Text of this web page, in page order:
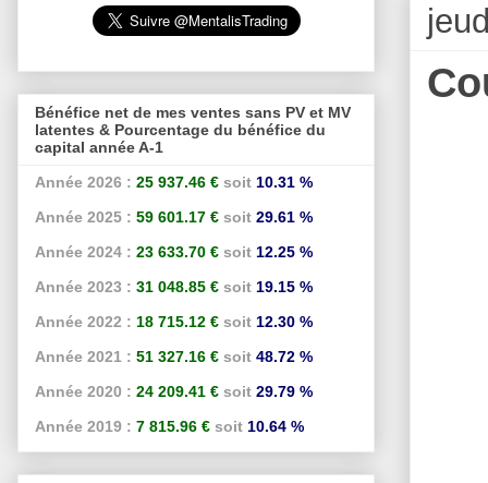
Bénéfice net de mes ventes sans PV et MV
latentes & Pourcentage du bénéfice du
capital année A-1
Année 2026 : 25 937.46 € soit 10.31 %
Année 2025 : 59 601.17 € soit 29.61 %
Année 2024 : 23 633.70 € soit 12.25 %
Année 2023 : 31 048.85 € soit 19.15 %
Année 2022 : 18 715.12 € soit 12.30 %
Année 2021 : 51 327.16 € soit 48.72 %
Année 2020 : 24 209.41 € soit 29.79 %
Année 2019 : 7 815.96 € soit 10.64 %